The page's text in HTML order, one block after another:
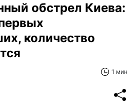
обстрел Киева:
количество
1 мин